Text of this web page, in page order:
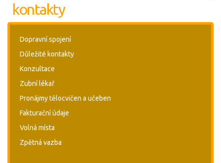
kontakty
Dopravní spojení
Důležité kontakty
Konzultace
Zubní lékař
Pronájmy tělocvičen a učeben
Fakturační údaje
Volná místa
Zpětná vazba